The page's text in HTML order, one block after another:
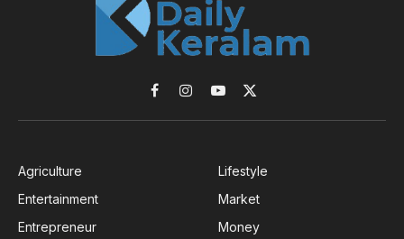
Facebook
InstagramYouTube
X
(Twitter)
Agriculture
Entertainment
Entrepreneur
Lifestyle
Market
Money